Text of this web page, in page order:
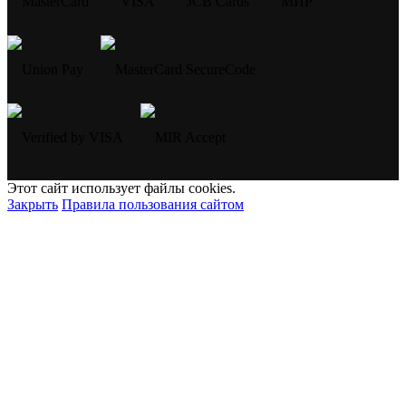
Этот сайт использует файлы cookies.
Закрыть Правила пользования сайтом